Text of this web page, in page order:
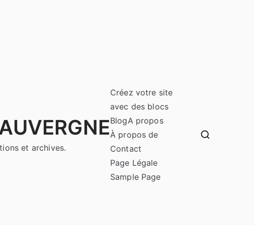
et archives.
Créez votre site
avec des blocs
BlogA propos
À propos de
Contact
Page Légale
Sample Page